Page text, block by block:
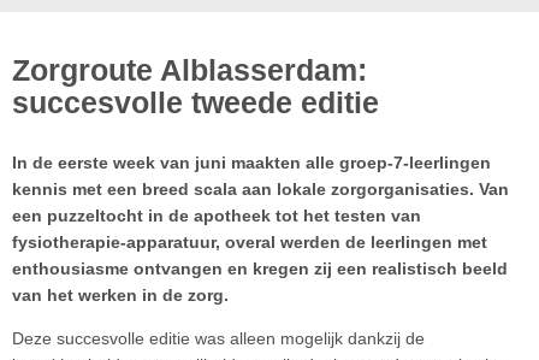
Zorgroute Alblasserdam:
succesvolle tweede editie
In de eerste week van juni maakten alle groep‑7‑leerlingen
kennis met een breed scala aan lokale zorgorganisaties. Van
een puzzeltocht in de apotheek tot het testen van
fysiotherapie‑apparatuur, overal werden de leerlingen met
enthousiasme ontvangen en kregen zij een realistisch beeld
van het werken in de zorg.
Deze succesvolle editie was alleen mogelijk dankzij de